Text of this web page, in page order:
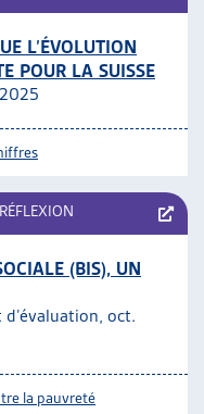
L’ÉVOLUTION
POUR LA SUISSE
(BIS), UN
d’évaluation, oct.
la pauvreté